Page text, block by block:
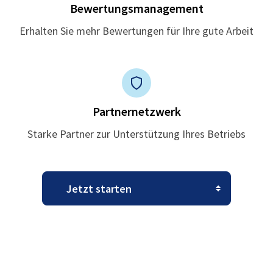
Bewertungsmanagement
Erhalten Sie mehr Bewertungen für Ihre gute Arbeit
Partnernetzwerk
Starke Partner zur Unterstützung Ihres Betriebs